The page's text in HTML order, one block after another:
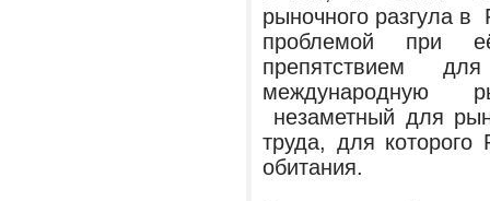
рыночного разгула в
проблемой при
препятствием
международную
незаметный для
труда, для
обитания.